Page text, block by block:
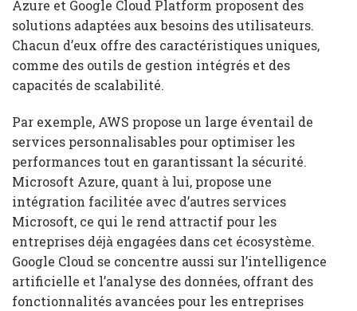
Azure et Google Cloud Platform proposent des
solutions adaptées aux besoins des utilisateurs.
Chacun d’eux offre des caractéristiques uniques,
comme des outils de gestion intégrés et des
capacités de scalabilité.
Par exemple, AWS propose un large éventail de
services personnalisables pour optimiser les
performances tout en garantissant la sécurité.
Microsoft Azure, quant à lui, propose une
intégration facilitée avec d’autres services
Microsoft, ce qui le rend attractif pour les
entreprises déjà engagées dans cet écosystème.
Google Cloud se concentre aussi sur l’intelligence
artificielle et l’analyse des données, offrant des
fonctionnalités avancées pour les entreprises